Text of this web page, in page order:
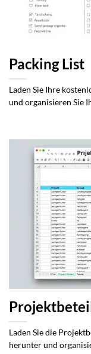
Packing List
Laden Sie Ihre
und organisieren Sie
Laden Sie die
herunter und